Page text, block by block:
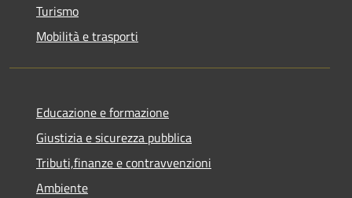
Turismo
Mobilità e trasporti
Educazione e formazione
Giustizia e sicurezza pubblica
Tributi,finanze e contravvenzioni
Ambiente